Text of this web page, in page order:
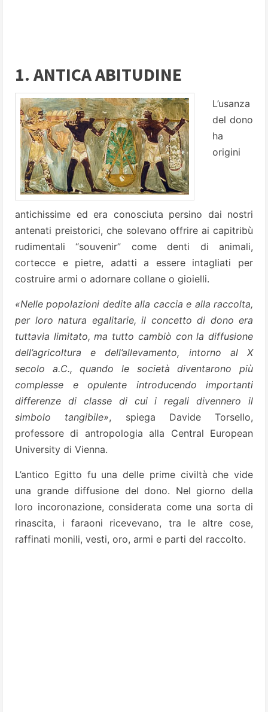
1. ANTICA ABITUDINE
L’usanza
del dono
ha
origini
antichissime ed era conosciuta persino dai nostri
antenati preistorici, che solevano offrire ai capitribù
rudimentali “souvenir” come denti di animali,
cortecce e pietre, adatti a essere intagliati per
costruire armi o adornare collane o gioielli.
«Nelle popolazioni dedite alla caccia e alla raccolta,
per loro natura egalitarie, il concetto di dono era
tuttavia limitato, ma tutto cambiò con la diffusione
dell’agricoltura e dell’allevamento, intorno al X
secolo a.C., quando le società diventarono più
complesse e opulente introducendo importanti
differenze di classe di cui i regali divennero il
simbolo tangibile», spiega Davide Torsello,
professore di antropologia alla Central European
University di Vienna.
L’antico Egitto fu una delle prime civiltà che vide
una grande diffusione del dono. Nel giorno della
loro incoronazione, considerata come una sorta di
rinascita, i faraoni ricevevano, tra le altre cose,
raffinati monili, vesti, oro, armi e parti del raccolto.